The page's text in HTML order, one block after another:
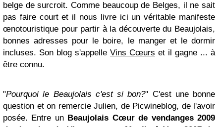
belge de surcroit. Comme beaucoup de Belges, il ne sait
pas faire court et il nous livre ici un véritable manifeste
œnotouristique pour partir à la découverte du Beaujolais,
bonnes adresses pour le boire, le manger et le dormir
incluses. Son blog s'appelle Vins Cœurs et il gagne ... à
être connu.
"Pourquoi le Beaujolais c'est si bon?" C'est une bonne
question et on remercie Julien, de Picwineblog, de l'avoir
posée. Entre un Beaujolais Cœur de vendanges 2009